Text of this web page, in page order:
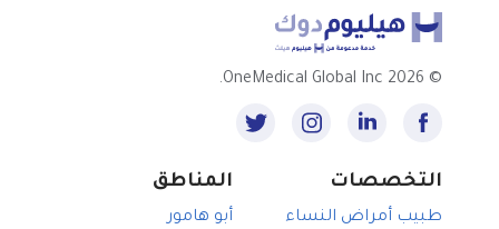
©
2026 OneMedical Global Inc.
التخصصات
طبيب أمراض النساء
المناطق
أبو هامور